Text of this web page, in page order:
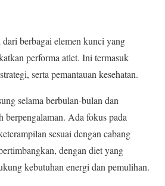
berbagai elemen kunci yang
performa atlet. Ini termasuk
serta pemantauan kesehatan.
selama berbulan-bulan dan
berpengalaman. Ada fokus pada
sesuai dengan cabang
dengan diet yang
kebutuhan energi dan pemulihan.